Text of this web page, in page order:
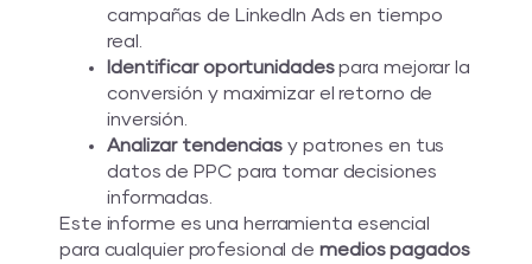
campañas de LinkedIn Ads en tiempo
real.
Identificar oportunidadespara mejorar la
conversión y maximizar el retorno de
inversión.
Analizar tendencias y patrones en tus
datos de PPC para tomar decisiones
informadas.
Este informe es una herramienta esencial
para cualquier profesional de medios pagados